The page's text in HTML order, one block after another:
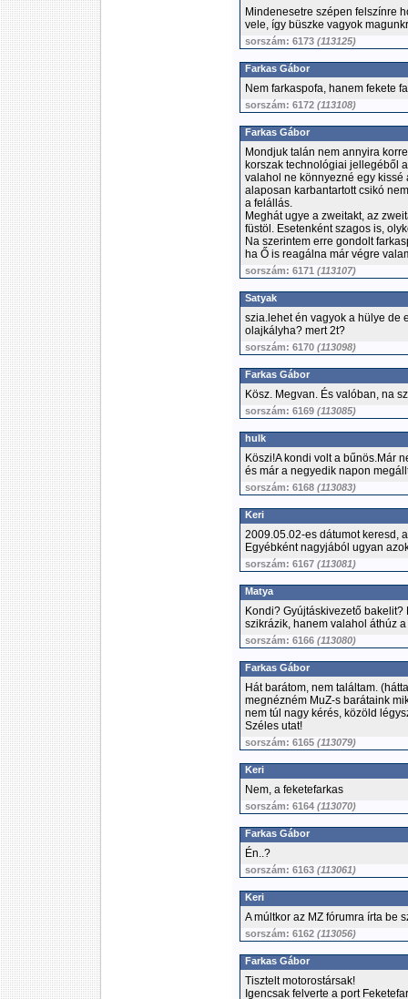
Mindenesetre szépen felszínre
vele, így büszke vagyok
sorszám: 6173 (113125)
Farkas Gábor
Nem farkaspofa, hanem fekete
sorszám: 6172 (113108)
Farkas Gábor
Mondjuk talán nem annyira
korszak technológiai jellegéből
valahol ne könnyezné egy
alaposan karbantartott csikó
a felállás.
Meghát ugye a zweitakt, az
füstöl. Esetenként szagos is,
Na szerintem erre gondolt
ha Ő is reagálna már végre
sorszám: 6171 (113107)
Satyak
szia.lehet én vagyok a hülye de
olajkályha? mert 2t?
sorszám: 6170 (113098)
Farkas Gábor
Kösz. Megvan. És valóban, na
sorszám: 6169 (113085)
hulk
Köszi!A kondi volt a bűnös.Már
és már a negyedik napon
sorszám: 6168 (113083)
Keri
2009.05.02-es dátumot keresd,
Egyébként nagyjából ugyan
sorszám: 6167 (113081)
Matya
Kondi? Gyújtáskivezető
szikrázik, hanem valahol áthúz
sorszám: 6166 (113080)
Farkas Gábor
Hát barátom, nem találtam.
megnézném MuZ-s barátaink
nem túl nagy kérés, közöld
Széles utat!
sorszám: 6165 (113079)
Keri
Nem, a feketefarkas
sorszám: 6164 (113070)
Farkas Gábor
Én..?
sorszám: 6163 (113061)
Keri
A múltkor az MZ fórumra írta be
sorszám: 6162 (113056)
Farkas Gábor
Tisztelt motorostársak!
Igencsak felverte a port